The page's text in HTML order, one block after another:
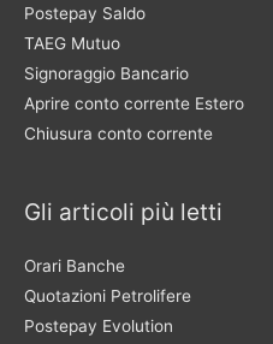
Postepay Saldo
TAEG Mutuo
Signoraggio Bancario
Aprire conto corrente Estero
Chiusura conto corrente
Gli articoli più letti
Orari Banche
Quotazioni Petrolifere
Postepay Evolution